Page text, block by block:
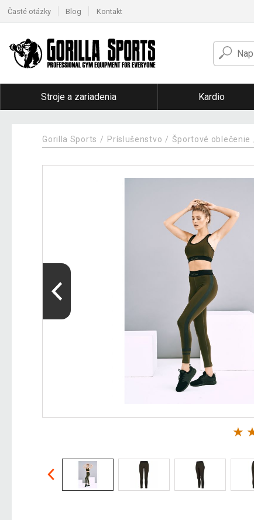
Časté otázky Blog Kontakt
Stroje a zariadenia Kardio
Gorilla Sports Príslušenstvo Športové oblečenie